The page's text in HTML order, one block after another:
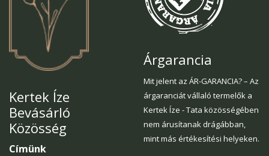
Kertek Íze
Bevásárló
Közösség
Címünk
Árgarancia
Mit jelent az ÁR-GARANCIA? – Az
árgaranciát vállaló termelők a
Kertek Íze - Tata közösségében
nem árusítanak drágábban,
mint más értékesítési helyeken.